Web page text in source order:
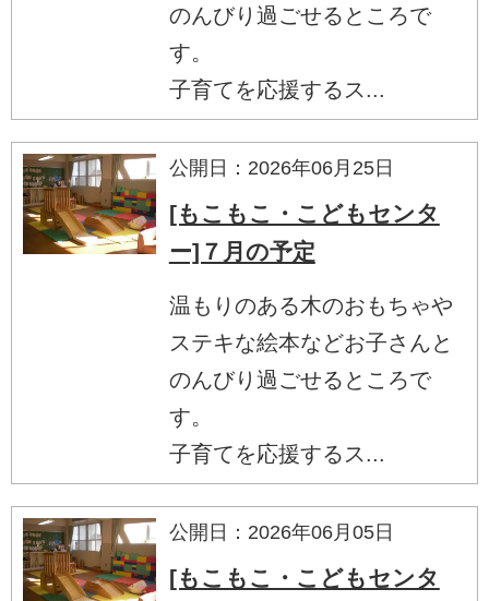
のんびり過ごせるところで
す。
子育てを応援するス...
公開日：2026年06月25日
[もこもこ・こどもセンタ
ー]７月の予定
温もりのある木のおもちゃや
ステキな絵本などお子さんと
のんびり過ごせるところで
す。
子育てを応援するス...
公開日：2026年06月05日
[もこもこ・こどもセンタ